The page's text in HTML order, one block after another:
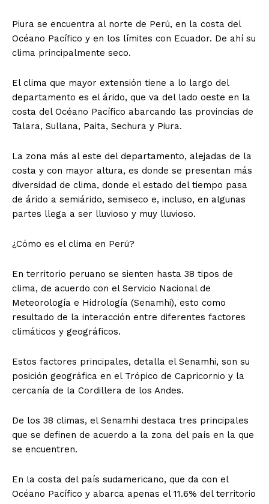
Piura se encuentra al norte de Perú, en la costa del
Océano Pacífico y en los límites con Ecuador. De ahí su
clima principalmente seco.
El clima que mayor extensión tiene a lo largo del
departamento es el árido, que va del lado oeste en la
costa del Océano Pacífico abarcando las provincias de
Talara, Sullana, Paita, Sechura y Piura.
La zona más al este del departamento, alejadas de la
costa y con mayor altura, es donde se presentan más
diversidad de clima, donde el estado del tiempo pasa
de árido a semiárido, semiseco e, incluso, en algunas
partes llega a ser lluvioso y muy lluvioso.
¿Cómo es el clima en Perú?
En territorio peruano se sienten hasta 38 tipos de
clima, de acuerdo con el Servicio Nacional de
Meteorología e Hidrología (Senamhi), esto como
resultado de la interacción entre diferentes factores
climáticos y geográficos.
Estos factores principales, detalla el Senamhi, son su
posición geográfica en el Trópico de Capricornio y la
cercanía de la Cordillera de los Andes.
De los 38 climas, el Senamhi destaca tres principales
que se definen de acuerdo a la zona del país en la que
se encuentren.
En la costa del país sudamericano, que da con el
Océano Pacífico y abarca apenas el 11.6% del territorio